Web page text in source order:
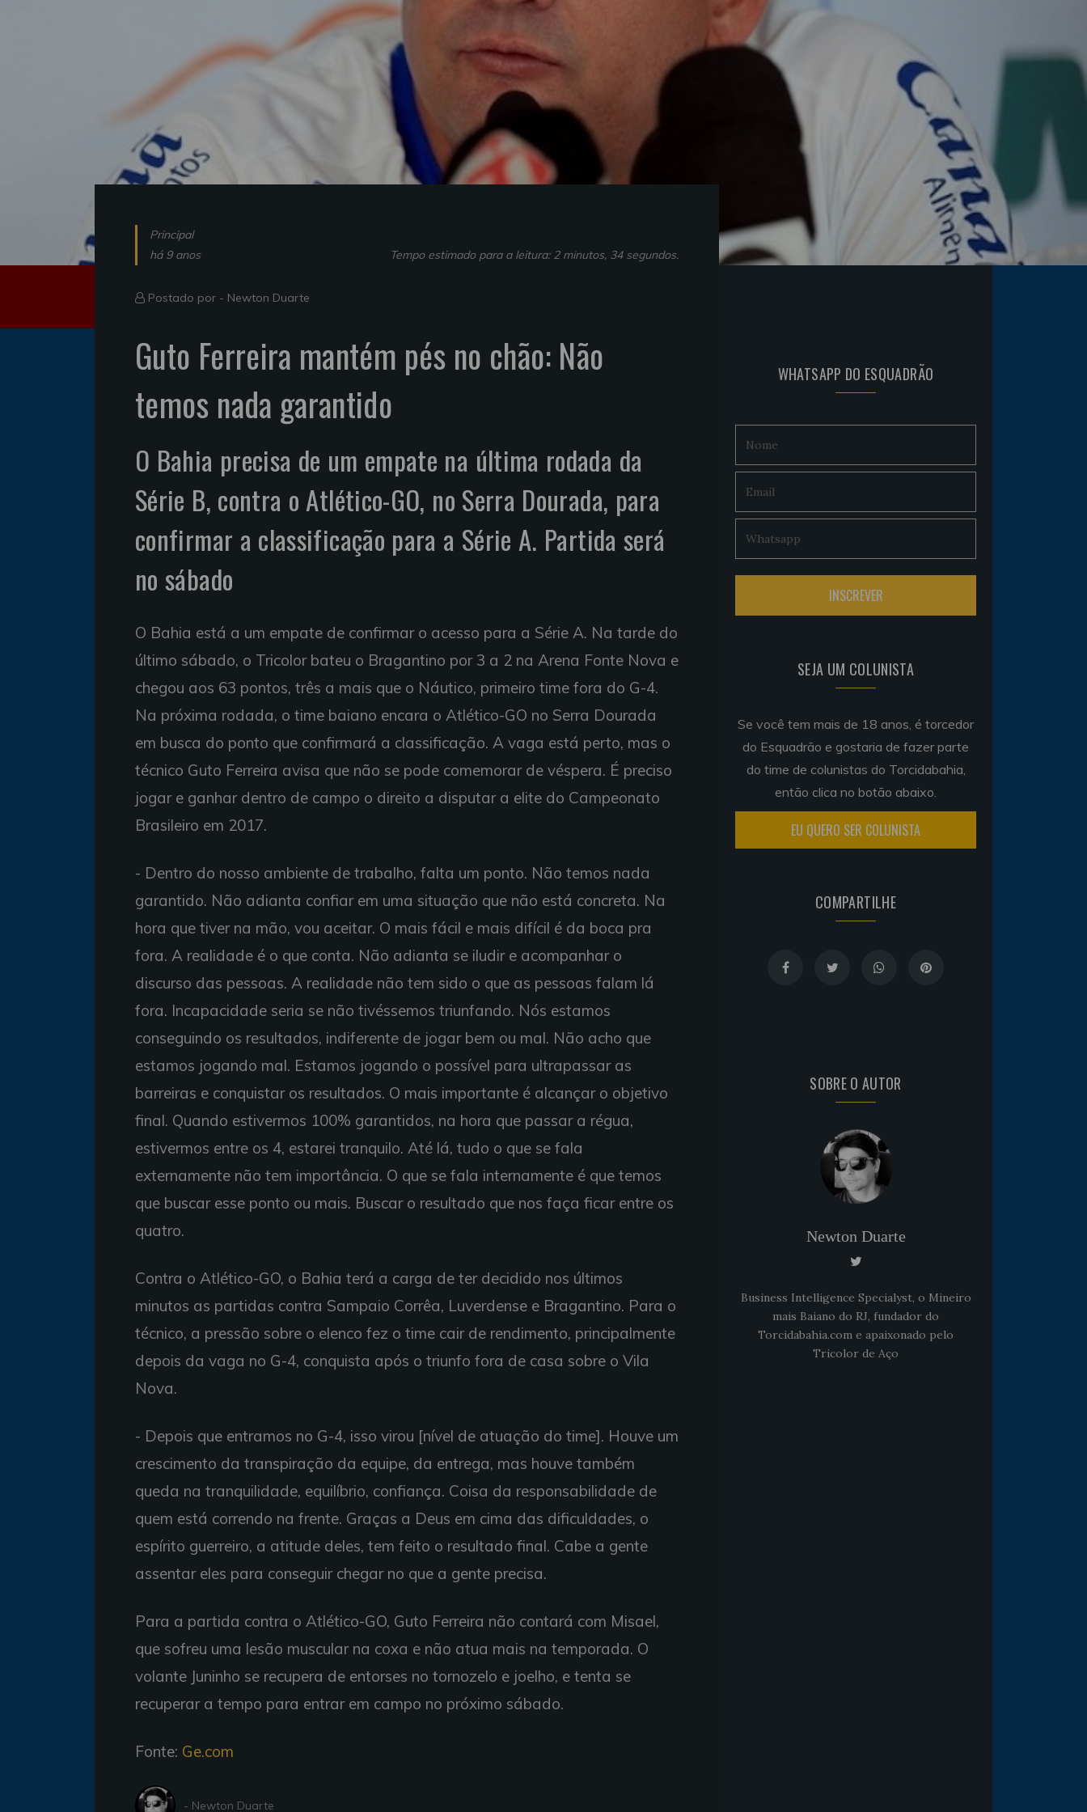
Principal
há 9 anos
Tempo estimado para a leitura: 2 minutos, 34 segundos.
Postado por - Newton Duarte
Guto Ferreira mantém pés no chão: Não
temos nada garantido
O Bahia precisa de um empate na última rodada da
Série B, contra o Atlético-GO, no Serra Dourada, para
confirmar a classificação para a Série A. Partida será
no sábado
O Bahia está a um empate de confirmar o acesso para a Série A. Na tarde do
último sábado, o Tricolor bateu o Bragantino por 3 a 2 na Arena Fonte Nova e
chegou aos 63 pontos, três a mais que o Náutico, primeiro time fora do G-4.
Na próxima rodada, o time baiano encara o Atlético-GO no Serra Dourada
em busca do ponto que confirmará a classificação. A vaga está perto, mas o
técnico Guto Ferreira avisa que não se pode comemorar de véspera. É preciso
jogar e ganhar dentro de campo o direito a disputar a elite do Campeonato
Brasileiro em 2017.
- Dentro do nosso ambiente de trabalho, falta um ponto. Não temos nada
garantido. Não adianta confiar em uma situação que não está concreta. Na
hora que tiver na mão, vou aceitar. O mais fácil e mais difícil é da boca pra
fora. A realidade é o que conta. Não adianta se iludir e acompanhar o
discurso das pessoas. A realidade não tem sido o que as pessoas falam lá
fora. Incapacidade seria se não tivéssemos triunfando. Nós estamos
conseguindo os resultados, indiferente de jogar bem ou mal. Não acho que
estamos jogando mal. Estamos jogando o possível para ultrapassar as
barreiras e conquistar os resultados. O mais importante é alcançar o objetivo
final. Quando estivermos 100% garantidos, na hora que passar a régua,
estivermos entre os 4, estarei tranquilo. Até lá, tudo o que se fala
externamente não tem importância. O que se fala internamente é que temos
que buscar esse ponto ou mais. Buscar o resultado que nos faça ficar entre os
quatro.
Contra o Atlético-GO, o Bahia terá a carga de ter decidido nos últimos
minutos as partidas contra Sampaio Corrêa, Luverdense e Bragantino. Para o
técnico, a pressão sobre o elenco fez o time cair de rendimento, principalmente
depois da vaga no G-4, conquista após o triunfo fora de casa sobre o Vila
Nova.
- Depois que entramos no G-4, isso virou [nível de atuação do time]. Houve um
crescimento da transpiração da equipe, da entrega, mas houve também
queda na tranquilidade, equilíbrio, confiança. Coisa da responsabilidade de
quem está correndo na frente. Graças a Deus em cima das dificuldades, o
espírito guerreiro, a atitude deles, tem feito o resultado final. Cabe a gente
assentar eles para conseguir chegar no que a gente precisa.
Para a partida contra o Atlético-GO, Guto Ferreira não contará com Misael,
que sofreu uma lesão muscular na coxa e não atua mais na temporada. O
volante Juninho se recupera de entorses no tornozelo e joelho, e tenta se
recuperar a tempo para entrar em campo no próximo sábado.
Fonte: Ge.com
- Newton Duarte
WHATSAPP DO ESQUADRÃO
SEJA UM COLUNISTA
Se você tem mais de 18 anos, é torcedor
do Esquadrão e gostaria de fazer parte
do time de colunistas do Torcidabahia,
então clica no botão abaixo.
EU QUERO SER COLUNISTA
COMPARTILHE
SOBRE O AUTOR
Newton Duarte
Business Intelligence Specialyst, o Mineiro
mais Baiano do RJ, fundador do
Torcidabahia.com e apaixonado pelo
Tricolor de Aço